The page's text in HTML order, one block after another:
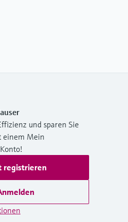
und sparen Sie
einem Mein
registrieren